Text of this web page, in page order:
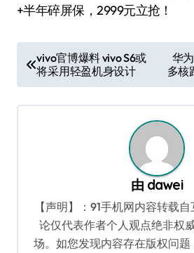
+半年碎屏保，2999元立抢！
章
导
vivo官博爆料 vivo S6或
将采用轻盈机身设计
华
多核
由 dawei
【声明】：91手机网内容转载
论仅代表作者个人观点绝非权
场。如您发现内容存在版权问